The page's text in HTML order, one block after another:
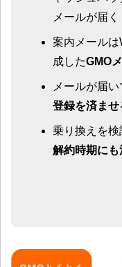
メールが届く
案内メール
成したGMO
メールが届い
登録を済ませ
乗り換えを検
解約時期にも